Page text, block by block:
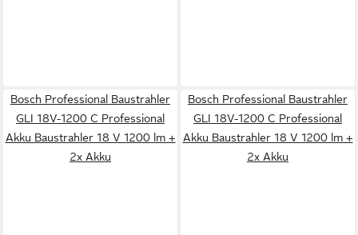
Bosch Professional Baustrahler
GLI 18V-1200 C Professional
Akku Baustrahler 18 V 1200 lm +
2x Akku
Bosch Professional Baustrahler
GLI 18V-1200 C Professional
Akku Baustrahler 18 V 1200 lm +
2x Akku